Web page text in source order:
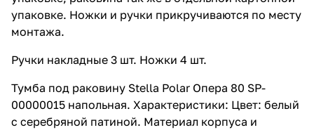
упаковке. Ножки и ручки прикручиваются по месту
монтажа.
Ручки накладные 3 шт. Ножки 4 шт.
Тумба под раковину Stella Polar Опера 80 SP-
00000015 напольная. Характеристики: Цвет: белый
с серебряной патиной. Материал корпуса и